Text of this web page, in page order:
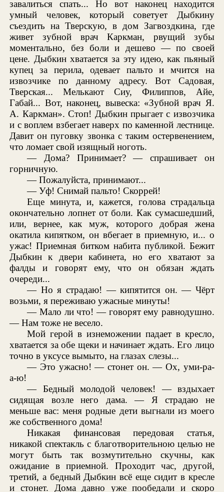
завалиться спать... Но вот наконец находится
умный человек, который советует Дыбкину
съездить на Тверскую, в дом Загвоздкина, где
живет зубной врач Каркман, рвущий зубы
моментально, без боли и дешево — по своей
цене. Дыбкин хватается за эту идею, как пьяный
купец за перила, одевает пальто и мчится на
извозчике по данному адресу. Вот Садовая,
Тверская... Мелькают Сиу, Филиппов, Айе,
Габай... Вот, наконец, вывеска: «Зубной врач Я.
А. Каркман». Стоп! Дыбкин прыгает с извозчика
и с воплем взбегает наверх по каменной лестнице.
Давит он пуговку звонка с таким остервенением,
что ломает свой изящный ноготь.
— Дома? Принимает? — спрашивает он
горничную.
— Пожалуйста, принимают...
— Уф! Снимай пальто! Скоррей!
Еще минута, и, кажется, голова страдальца
окончательно лопнет от боли. Как сумасшедший,
или, вернее, как муж, которого добрая жена
окатила кипятком, он вбегает в приемную, и... о
ужас! Приемная битком набита публикой. Бежит
Дыбкин к двери кабинета, но его хватают за
фалды и говорят ему, что он обязан ждать
очереди...
— Но я страдаю! — кипятится он. — Чёрт
возьми, я переживаю ужасные минуты!
— Мало ли что! — говорят ему равнодушно.
— Нам тоже не весело.
Мой герой в изнеможении падает в кресло,
хватается за обе щеки и начинает ждать. Его лицо
точно в уксусе вымыто, на глазах слезы...
— Это ужасно! — стонет он. — Ох, уми-ра-
а-ю!
— Бедный молодой человек! — вздыхает
сидящая возле него дама. — Я страдаю не
меньше вас: меня родные дети выгнали из моего
же собственного дома!
Никакая финансовая передовая статья,
никакой спектакль с благотворительною целью не
могут быть так возмутительно скучны, как
ожидание в приемной. Проходит час, другой,
третий, а бедный Дыбкин всё еще сидит в кресле
и стонет. Дома давно уже пообедали и скоро